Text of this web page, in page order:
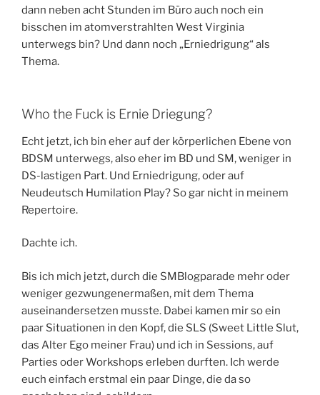
dann neben acht Stunden im Büro auch noch ein
bisschen im atomverstrahlten West Virginia
unterwegs bin? Und dann noch „Erniedrigung“ als
Thema.
Who the Fuck is Ernie Driegung?
Echt jetzt, ich bin eher auf der körperlichen Ebene von
BDSM unterwegs, also eher im BD und SM, weniger in
DS-lastigen Part. Und Erniedrigung, oder auf
Neudeutsch Humilation Play? So gar nicht in meinem
Repertoire.
Dachte ich.
Bis ich mich jetzt, durch die SMBlogparade mehr oder
weniger gezwungenermaßen, mit dem Thema
auseinandersetzen musste. Dabei kamen mir so ein
paar Situationen in den Kopf, die SLS (Sweet Little Slut,
das Alter Ego meiner Frau) und ich in Sessions, auf
Parties oder Workshops erleben durften. Ich werde
euch einfach erstmal ein paar Dinge, die da so